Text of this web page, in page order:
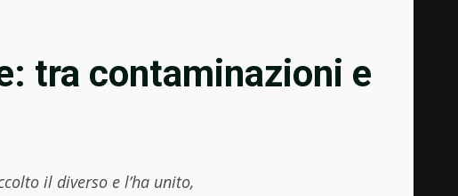
tra contaminazioni e
il diverso e l’ha unito,